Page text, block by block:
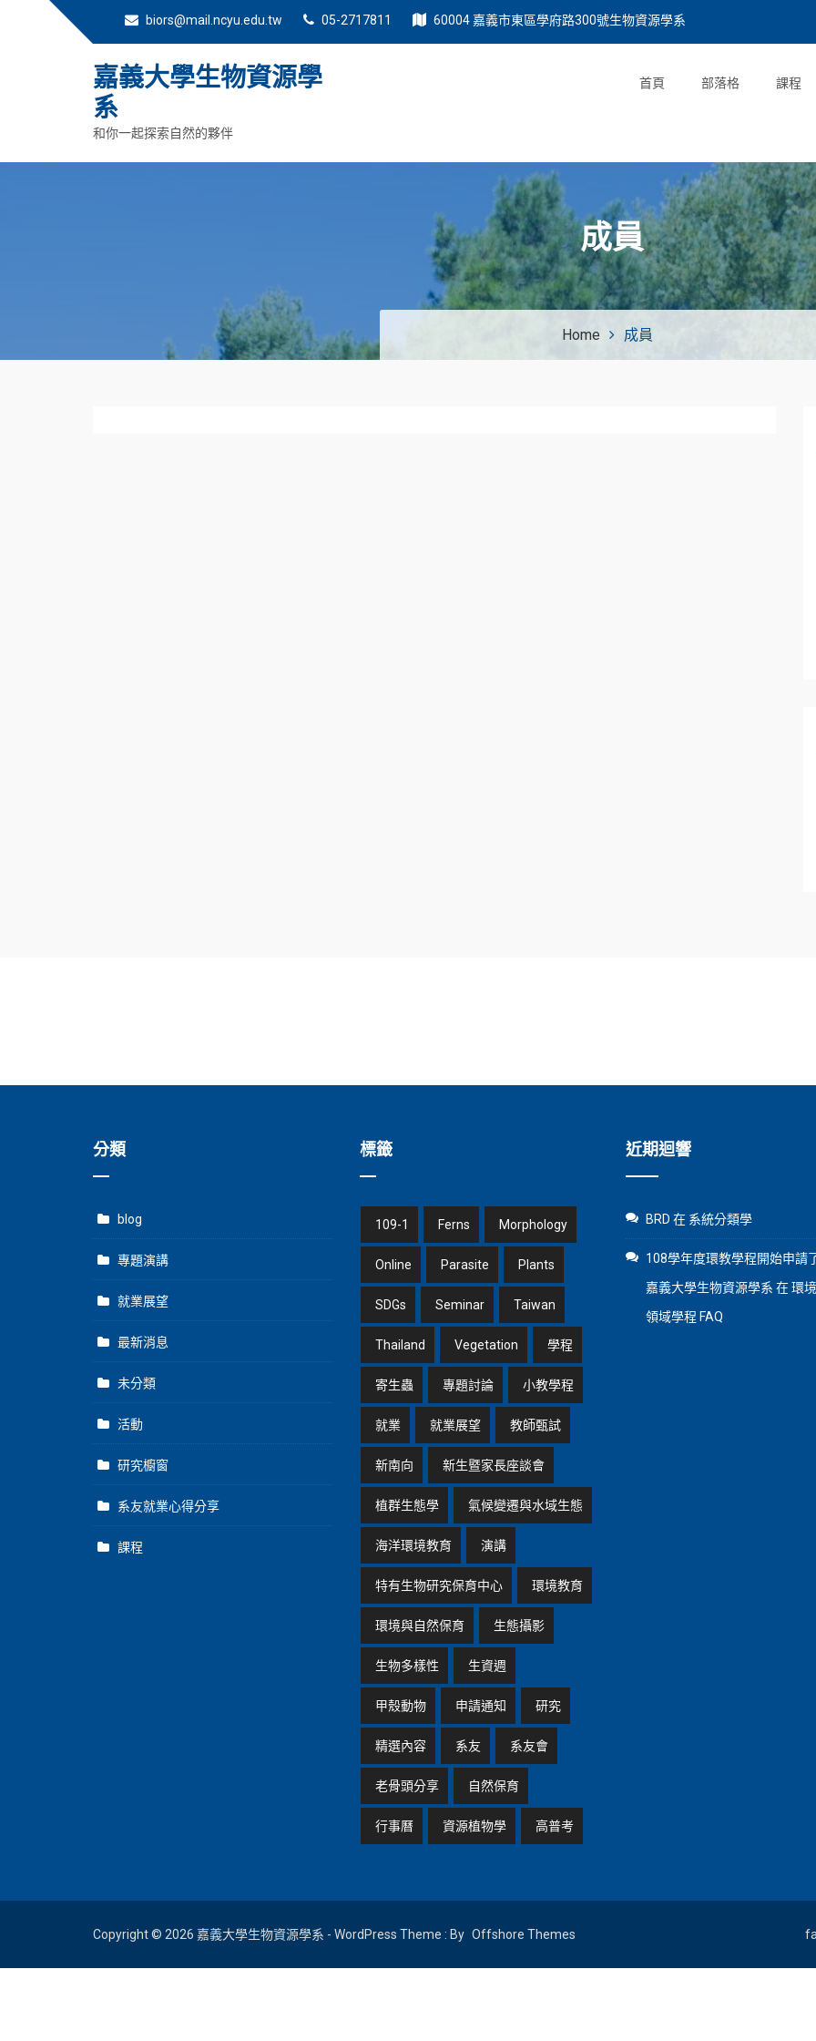
biors@mail.ncyu.edu.tw 05-2717811 60004 嘉義市東區學府路300號生物資源學系
嘉義大學生物資源學
系
和你一起探索自然的夥伴
首頁 部落格 課程
成員
Home 成員
分類
blog
專題演講
就業展望
最新消息
未分類
活動
研究櫥窗
系友就業心得分享
課程
標籤
109-1 Ferns Morphology
Online Parasite Plants
SDGs Seminar Taiwan
Thailand Vegetation 學程
寄生蟲 專題討論 小教學程
就業 就業展望 教師甄試
新南向 新生暨家長座談會
植群生態學 氣候變遷與水域生態
海洋環境教育 演講
特有生物研究保育中心 環境教育
環境與自然保育 生態攝影
生物多樣性 生資週
甲殼動物 申請通知 研究
精選內容 系友 系友會
老骨頭分享 自然保育
行事曆 資源植物學 高普考
近期迴響
BRD 在 系統分類學
108學年度環教學程開始申請
嘉義大學生物資源學系 在環
領域學程 FAQ
Copyright © 2026 嘉義大學生物資源學系 - WordPress Theme : By Offshore Themes